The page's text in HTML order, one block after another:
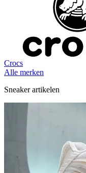
Crocs
Alle merken
Sneaker artikelen